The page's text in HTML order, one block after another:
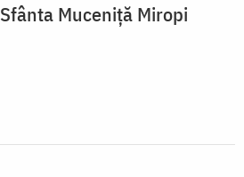
Sfânta Muceniță Miropi